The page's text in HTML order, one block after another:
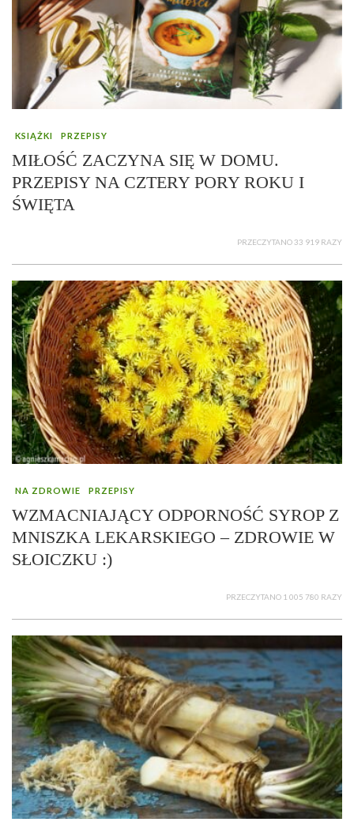
KSIĄŻKI PRZEPISY
MIŁOŚĆ ZACZYNA SIĘ W DOMU.
PRZEPISY NA CZTERY PORY ROKU I
ŚWIĘTA
PRZECZYTANO 33 919 RAZY
NA ZDROWIE PRZEPISY
WZMACNIAJĄCY ODPORNOŚĆ SYROP Z
MNISZKA LEKARSKIEGO – ZDROWIE W
SŁOICZKU :)
PRZECZYTANO 1 005 780 RAZY